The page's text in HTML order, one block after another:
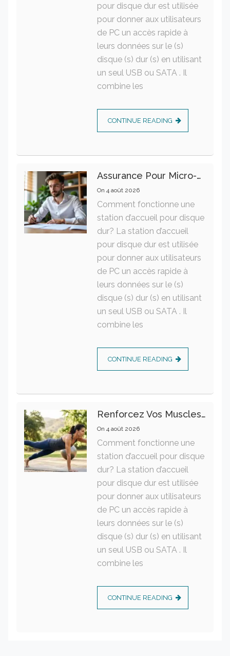
pour disque dur est utilisée
pour donner aux utilisateurs
de PC un accès rapide à
leurs données sur le (s)
disque (s) dur (s) en utilisant
un seul USB ou SATA . Il
combine les
CONTINUE READING
Assurance Pour Micro-Entrepreneur : Les Garanties Essentielles À Connaître
On 4 août 2026
Comment fonctionne une
station d’accueil pour disque
dur? La station d’accueil
pour disque dur est utilisée
pour donner aux utilisateurs
de PC un accès rapide à
leurs données sur le (s)
disque (s) dur (s) en utilisant
un seul USB ou SATA . Il
combine les
CONTINUE READING
Renforcez Vos Muscles Profonds Pour Apaiser Votre Mal De Dos
On 4 août 2026
Comment fonctionne une
station d’accueil pour disque
dur? La station d’accueil
pour disque dur est utilisée
pour donner aux utilisateurs
de PC un accès rapide à
leurs données sur le (s)
disque (s) dur (s) en utilisant
un seul USB ou SATA . Il
combine les
CONTINUE READING